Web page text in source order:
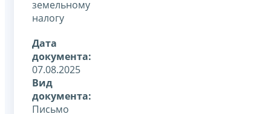
земельному
налогу
Дата
документа:
07.08.2025
Вид
документа:
Письмо